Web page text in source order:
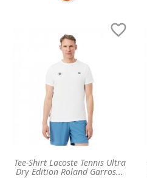
Tee-Shirt Lacoste Tennis Ultra
Dry Edition Roland Garros...
